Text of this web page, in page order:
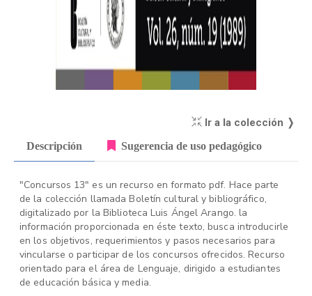
Ir a la colección ❭
Descripción Sugerencia de uso pedagógico
"Concursos 13" es un recurso en formato pdf. Hace parte
de la colección llamada Boletín cultural y bibliográfico,
digitalizado por la Biblioteca Luis Ángel Arango. la
información proporcionada en éste texto, busca introducirle
en los objetivos, requerimientos y pasos necesarios para
vincularse o participar de los concursos ofrecidos. Recurso
orientado para el área de Lenguaje, dirigido a estudiantes
de educación básica y media.